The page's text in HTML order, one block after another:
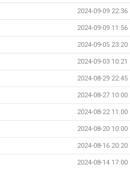
2024-09-09 22:36
2024-09-09 11:56
2024-09-05 23:20
2024-09-03 10:21
2024-08-29 22:45
2024-08-27 10:00
2024-08-22 11:00
2024-08-20 10:00
2024-08-16 20:20
2024-08-14 17:00